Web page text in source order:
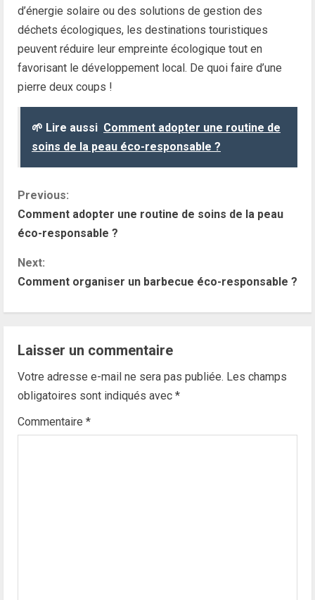
d’énergie solaire ou des solutions de gestion des
déchets écologiques, les destinations touristiques
peuvent réduire leur empreinte écologique tout en
favorisant le développement local. De quoi faire d’une
pierre deux coups !
🌱 Lire aussi Comment adopter une routine de
soins de la peau éco-responsable ?
C
o
n
t
i
n
u
e
R
Previous:
Comment adopter une routine de soins de la peau
éco-responsable ?
Next:
Comment organiser un barbecue éco-responsable ?
Laisser un commentaire
Votre adresse e-mail ne sera pas publiée. Les champs
obligatoires sont indiqués avec *
Commentaire *